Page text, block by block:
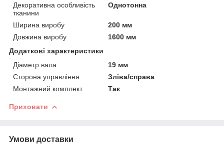
Декоративна особливість
тканини
Однотонна
Ширина виробу
200 мм
Довжина виробу
1600 мм
Додаткові характеристики
Діаметр вала
19 мм
Сторона управління
Зліва/справа
Монтажний комплект
Так
Приховати
Умови доставки